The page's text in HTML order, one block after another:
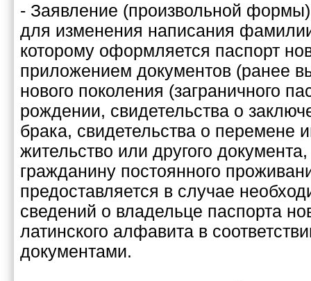
- Заявление (произвольной
для изменения написания
которому оформляется паспорт
приложением документов (ранее
нового поколения (заграничного
рождении, свидетельства о
брака, свидетельства о перемене
жительство или другого
гражданину постоянного
предоставляется в случае
сведений о владельце паспорта
латинского алфавита в
документами.